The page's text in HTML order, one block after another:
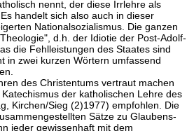
nennt, der diese Irrlehre als
handelt sich also auch in dieser
Nationalsozialismus. Die ganzen
d.h. der Idiotie der Post-Adolf-
die Fehlleistungen des Staates sind
in zwei kurzen Wörtern umfassend
des Christentums vertraut machen
der katholischen Lehre des
Kirchen/Sieg (2)1977) empfohlen. Die
Sätze zu Glaubens-
jeder gewissenhaft mit dem